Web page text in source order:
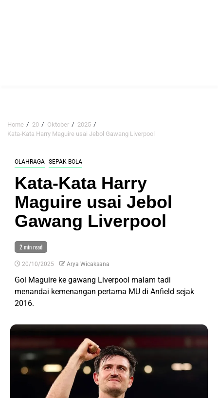
Home 20 Oktober
2025
Kata-Kata Harry Maguire usai Jebol Gawang Liverpool
OLAHRAGA SEPAK BOLA
Kata-Kata Harry
Maguire usai Jebol
Gawang Liverpool
2 min read
20/10/2025 Arya Wicaksana
Gol Maguire ke gawang Liverpool malam tadi
menandai kemenangan pertama MU di Anfield sejak
2016.